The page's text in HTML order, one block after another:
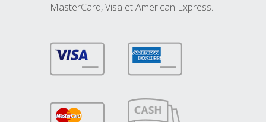
MasterCard, Visa et American Express.